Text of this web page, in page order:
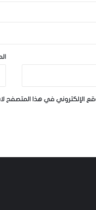
الإلكتروني في هذا المتصفح